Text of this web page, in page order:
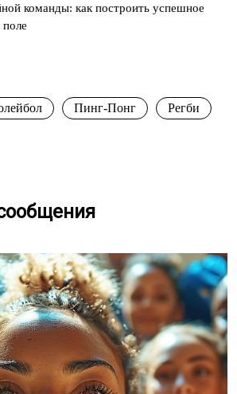
команды: как построить успешное
поле
Пинг-Понг Регби